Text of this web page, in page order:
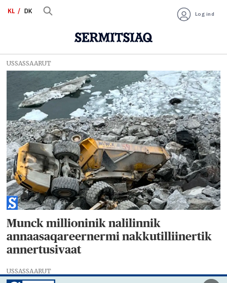
KL DK Log ind
Tag:
byggeplads
USSASSAARUT
Munck millioninik nalilinnik
annaasaqareernermi nakkutilliinertik
annertusivaat
USSASSAARUT